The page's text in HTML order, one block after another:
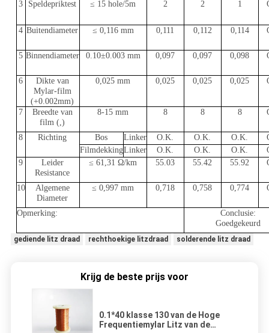
3 Speldepriktest ≤ 15 hole/5m 2 2 1
4 Buitendiameter ≤ 0,116 mm 0,111 0,112 0,114
5 Binnendiameter 0.10±0.003 mm 0,097 0,097 0,098
6
Dikte van
Mylar-film
(+0.002mm)
0,025 mm 0,025 0,025 0,025
7
Breedte van
film (,)
8-15 mm 8 8 8
8 Richting Bos Linker O.K. O.K. O.K.
FilmdekkingLinker O.K. O.K. O.K.
9
Leider
Resistance
≤ 61,31 Ω/km 55.03 55.42 55.92
10
Algemene
Diameter
≤ 0,997 mm 0,718 0,758 0,774
Opmerking:
Conclusie:
Goedgekeurd
gediende litz draad rechthoekige litzdraad solderende litz draad
Krijg de beste prijs voor
0.1*40 klasse 130 van de Hoge
Frequentiemylar Litz van de